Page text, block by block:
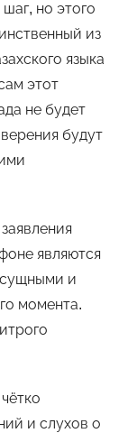
но этого
из
языка
этот
не будет
будут
являются
и
момента.
и слухов о